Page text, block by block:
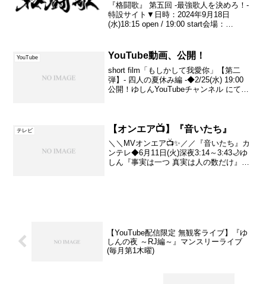
『格闘歌』 第五回 -最強歌人を決めろ！-
特設サイト▼日時：2024年9月18日
(水)18:15 open / 19:00 start会場：
YouTube YouTube動画、公開！
short film「もしかして我愛你」【第二
弾】- 四人の夏休み編 -◆2/25(水) 19:00
公開！ゆしんYouTubeチャンネル にてぜ
テレビ 【オンエア📺】『音いたち』
＼＼MVオンエア📺✨／／『音いたち』カ
ンテレ◆6月11日(火)深夜3:14～3:43🌙ゆ
しん『事実は一つ 真実は人の数だけ』の
【YouTube配信限定 無観客ライブ】『ゆ
しんの夜 ～RJ編～』マンスリーライブ
(毎月第1木曜)